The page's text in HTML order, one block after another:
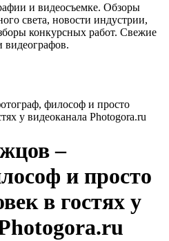
и видеосъемке. Обзоры
света, новости индустрии,
конкурсных работ. Свежие
видеографов.
философ и просто
у видеоканала Photogora.ru
–
и просто
в гостях у